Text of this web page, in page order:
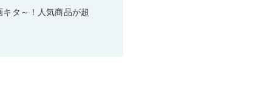
タ～！人気商品が超